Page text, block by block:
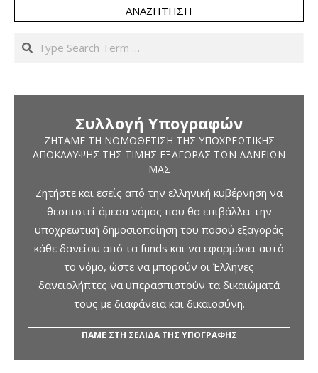
ΑΝΑΖΉΤΗΣΗ
Search
Συλλογή Υπογραφών
ΖΗΤΆΜΕ ΤΗ ΝΟΜΟΘΈΤΙΣΗ ΤΗΣ ΥΠΟΧΡΕΩΤΙΚΉΣ
ΑΠΟΚΆΛΥΨΗΣ ΤΗΣ ΤΙΜΉΣ ΕΞΑΓΟΡΆΣ ΤΩΝ ΔΑΝΕΊΩΝ
ΜΑΣ
Ζητήστε και εσείς από την ελληνική κυβέρνηση να
θεσπιστεί άμεσα νόμος που θα επιβάλλει την
υποχρεωτική δημοσιοποίηση του ποσού εξαγοράς
κάθε δανείου από τα funds και να εφαρμόσει αυτό
το νόμο, ώστε να μπορούν οι Έλληνες
δανειολήπτες να υπερασπιστούν τα δικαιώματά
τους με διαφάνεια και δικαιοσύνη.
ΠΑΜΕ ΣΤΗ ΣΕΛΙΔΑ ΤΗΣ ΥΠΟΓΡΑΦΗΣ